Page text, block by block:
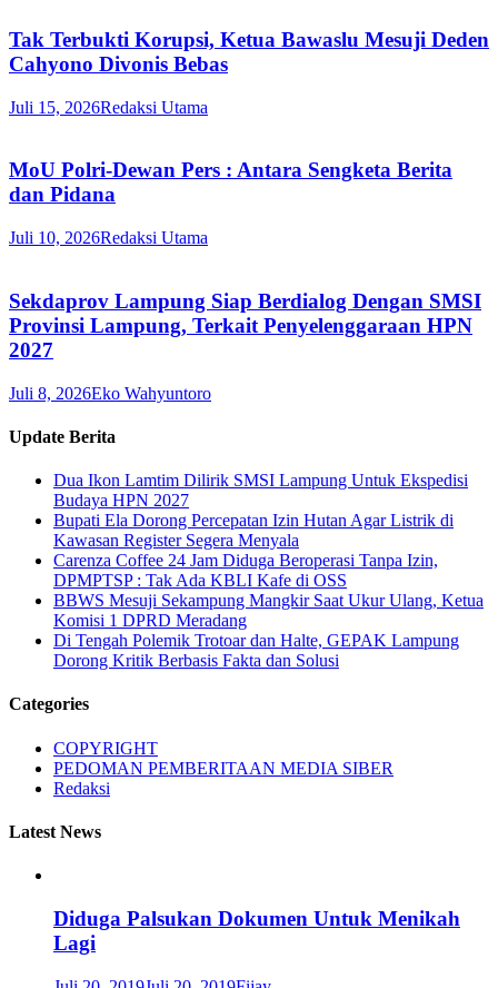
Tak Terbukti Korupsi, Ketua Bawaslu Mesuji Deden
Cahyono Divonis Bebas
Juli 15, 2026Redaksi Utama
MoU Polri-Dewan Pers : Antara Sengketa Berita
dan Pidana
Juli 10, 2026Redaksi Utama
Sekdaprov Lampung Siap Berdialog Dengan SMSI
Provinsi Lampung, Terkait Penyelenggaraan HPN
2027
Juli 8, 2026Eko Wahyuntoro
Update Berita
Dua Ikon Lamtim Dilirik SMSI Lampung Untuk Ekspedisi
Budaya HPN 2027
Bupati Ela Dorong Percepatan Izin Hutan Agar Listrik di
Kawasan Register Segera Menyala
Carenza Coffee 24 Jam Diduga Beroperasi Tanpa Izin,
DPMPTSP : Tak Ada KBLI Kafe di OSS
BBWS Mesuji Sekampung Mangkir Saat Ukur Ulang, Ketua
Komisi 1 DPRD Meradang
Di Tengah Polemik Trotoar dan Halte, GEPAK Lampung
Dorong Kritik Berbasis Fakta dan Solusi
Categories
COPYRIGHT
PEDOMAN PEMBERITAAN MEDIA SIBER
Redaksi
Latest News
Diduga Palsukan Dokumen Untuk Menikah
Lagi